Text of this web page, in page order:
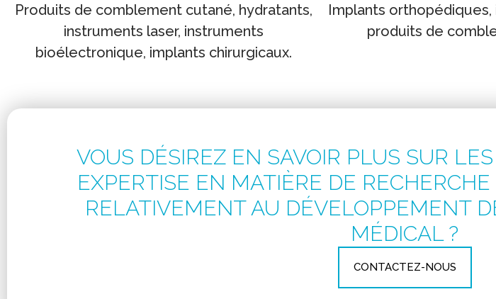
Produits de comblement cutané, hydratants,
instruments laser, instruments
bioélectronique, implants chirurgicaux.
Implants orthopédiques,
produits de
VOUS DÉSIREZ EN SAVOIR PLUS SUR
EXPERTISE EN MATIÈRE DE RECHERCHE
RELATIVEMENT AU DÉVELOPPEMENT
MÉDICAL ?
CONTACTEZ-NOUS